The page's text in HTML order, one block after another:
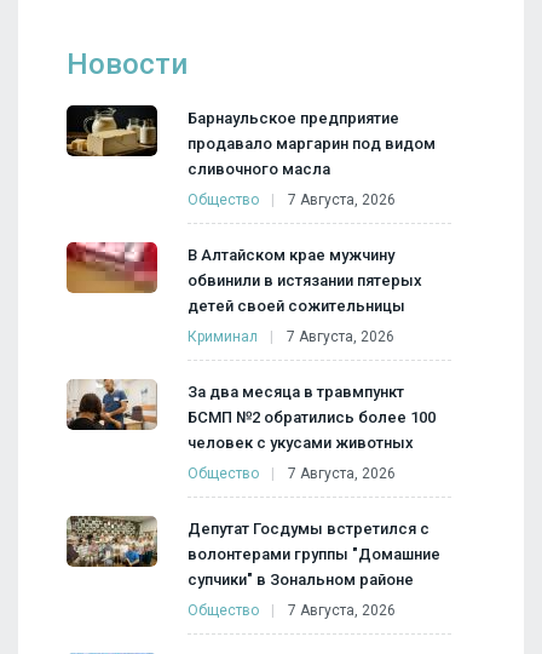
Новости
Барнаульское предприятие
продавало маргарин под видом
сливочного масла
Общество 7 Августа, 2026
В Алтайском крае мужчину
обвинили в истязании пятерых
детей своей сожительницы
Криминал 7 Августа, 2026
За два месяца в травмпункт
БСМП №2 обратились более 100
человек с укусами животных
Общество 7 Августа, 2026
Депутат Госдумы встретился с
волонтерами группы "Домашние
супчики" в Зональном районе
Общество 7 Августа, 2026